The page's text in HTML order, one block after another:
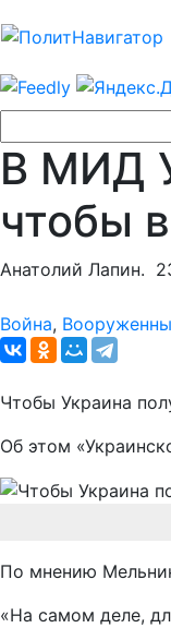
В МИД
чтобы
Анатолий Лапин.
Война,
Чтобы Украина
Об этом
По мнению
«На самом деле,